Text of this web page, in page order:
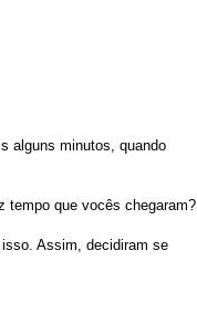
alguns minutos, quando
tempo que vocês chegaram?
Assim, decidiram se